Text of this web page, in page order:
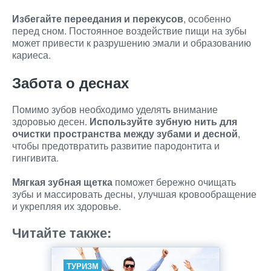
Избегайте переедания и перекусов, особенно
перед сном. Постоянное воздействие пищи на зубы
может привести к разрушению эмали и образованию
кариеса.
Забота о деснах
Помимо зубов необходимо уделять внимание
здоровью десен. Используйте зубную нить для
очистки пространства между зубами и десной,
чтобы предотвратить развитие пародонтита и
гингивита.
Мягкая зубная щетка поможет бережно очищать
зубы и массировать десны, улучшая кровообращение
и укрепляя их здоровье.
Читайте также:
ТУРИЗМ